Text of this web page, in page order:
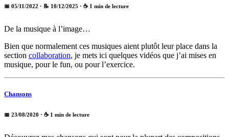
📅 05/11/2022 · 📝 10/12/2025 · ☕ 1 min de lecture
De la musique à l’image…
Bien que normalement ces musiques aient plutôt leur place dans la
section collaboration, je mets ici quelques vidéos que j’ai mises en
musique, pour le fun, ou pour l’exercice.
Chansons
📅 23/08/2020 · ☕ 1 min de lecture